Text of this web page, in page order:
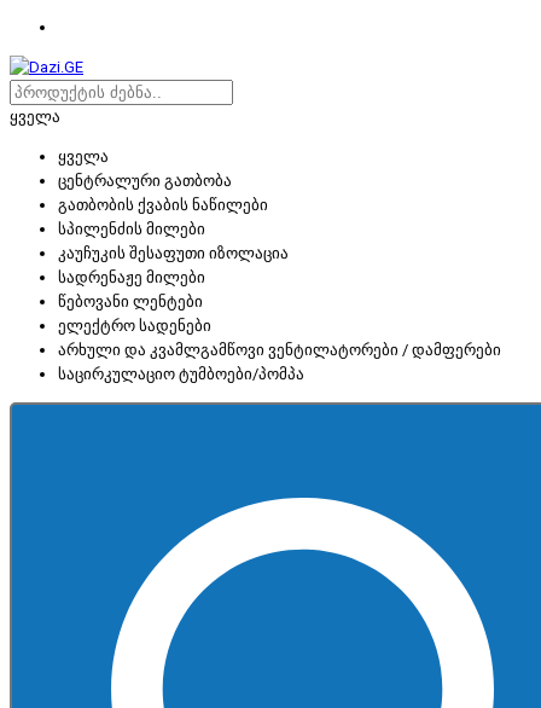
ყველა
ყველა
ცენტრალური გათბობა
გათბობის ქვაბის ნაწილები
სპილენძის მილები
კაუჩუკის შესაფუთი იზოლაცია
სადრენაჟე მილები
წებოვანი ლენტები
ელექტრო სადენები
არხული და კვამლგამწოვი ვენტილატორები / დამფერები
საცირკულაციო ტუმბოები/პომპა